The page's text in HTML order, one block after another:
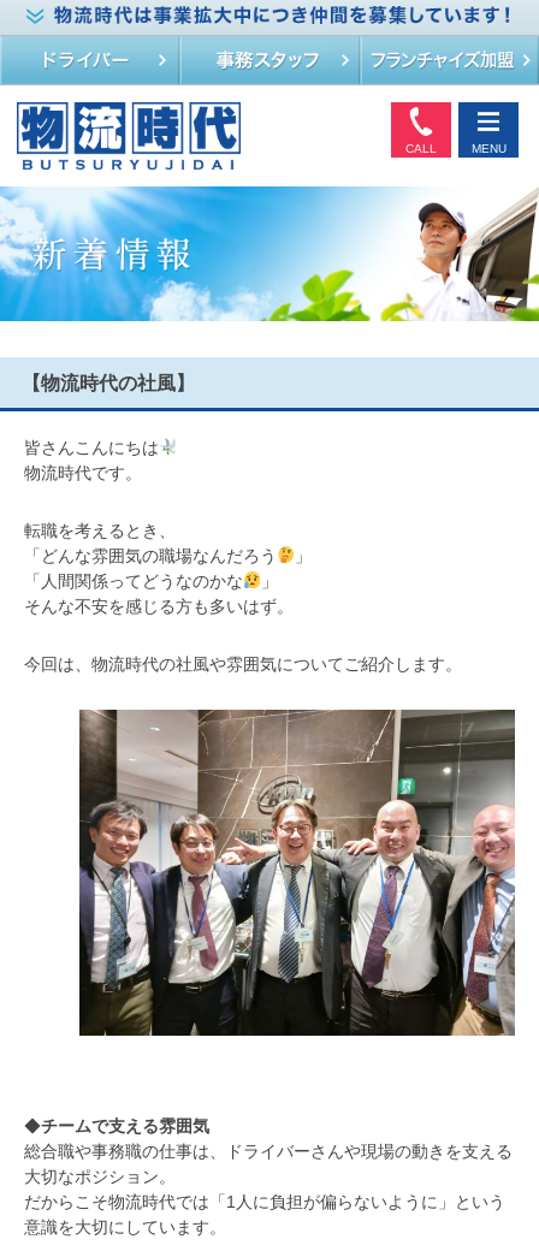
CALL MENU
【物流時代の社風】
皆さんこんにちは
物流時代です。
転職を考えるとき、
「どんな雰囲気の職場なんだろう
」
「人間関係ってどうなのかな
」
そんな不安を感じる方も多いはず。
今回は、物流時代の社風や雰囲気についてご紹介します。
◆チームで支える雰囲気
総合職や事務職の仕事は、ドライバーさんや現場の動きを支える
大切なポジション。
だからこそ物流時代では「1人に負担が偏らないように」という
意識を大切にしています。